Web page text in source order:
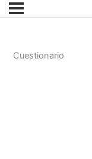
Cuestionario